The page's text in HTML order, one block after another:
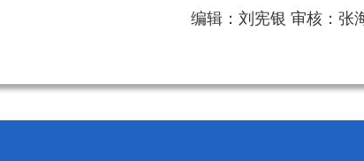
编辑：刘宪银 审核：张